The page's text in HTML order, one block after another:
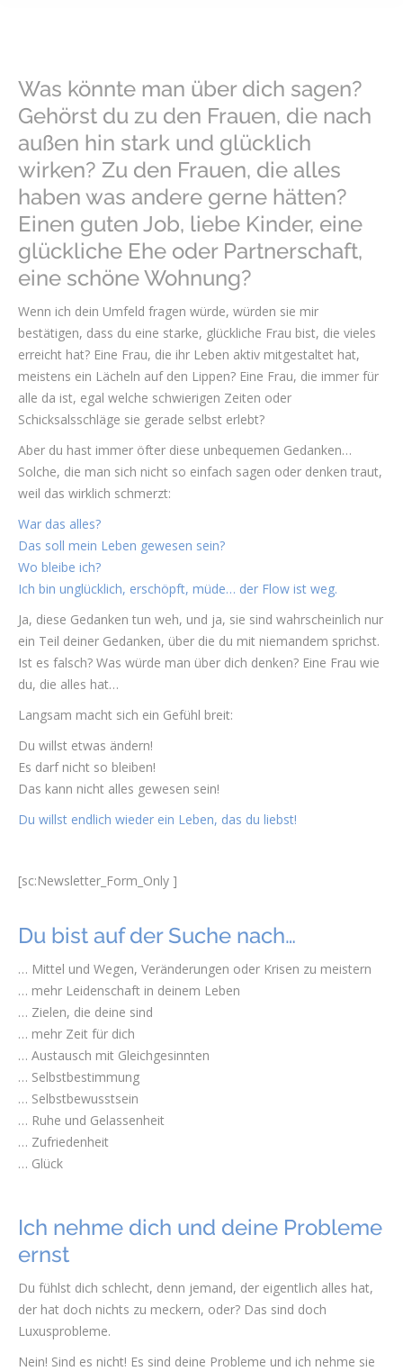
Was könnte man über dich sagen?
Gehörst du zu den Frauen, die nach
außen hin stark und glücklich
wirken? Zu den Frauen, die alles
haben was andere gerne hätten?
Einen guten Job, liebe Kinder, eine
glückliche Ehe oder Partnerschaft,
eine schöne Wohnung?
Wenn ich dein Umfeld fragen würde, würden sie mir
bestätigen, dass du eine starke, glückliche Frau bist, die vieles
erreicht hat? Eine Frau, die ihr Leben aktiv mitgestaltet hat,
meistens ein Lächeln auf den Lippen? Eine Frau, die immer für
alle da ist, egal welche schwierigen Zeiten oder
Schicksalsschläge sie gerade selbst erlebt?
Aber du hast immer öfter diese unbequemen Gedanken…
Solche, die man sich nicht so einfach sagen oder denken traut,
weil das wirklich schmerzt:
War das alles?
Das soll mein Leben gewesen sein?
Wo bleibe ich?
Ich bin unglücklich, erschöpft, müde… der Flow ist weg.
Ja, diese Gedanken tun weh, und ja, sie sind wahrscheinlich nur
ein Teil deiner Gedanken, über die du mit niemandem sprichst.
Ist es falsch? Was würde man über dich denken? Eine Frau wie
du, die alles hat…
Langsam macht sich ein Gefühl breit:
Du willst etwas ändern!
Es darf nicht so bleiben!
Das kann nicht alles gewesen sein!
Du willst endlich wieder ein Leben, das du liebst!
[sc:Newsletter_Form_Only ]
Du bist auf der Suche nach…
… Mittel und Wegen, Veränderungen oder Krisen zu meistern
… mehr Leidenschaft in deinem Leben
… Zielen, die deine sind
… mehr Zeit für dich
… Austausch mit Gleichgesinnten
… Selbstbestimmung
… Selbstbewusstsein
… Ruhe und Gelassenheit
… Zufriedenheit
… Glück
Ich nehme dich und deine Probleme
ernst
Du fühlst dich schlecht, denn jemand, der eigentlich alles hat,
der hat doch nichts zu meckern, oder? Das sind doch
Luxusprobleme.
Nein! Sind es nicht! Es sind deine Probleme und ich nehme sie